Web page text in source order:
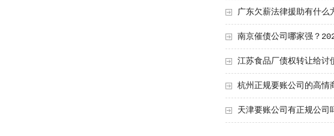
广东欠薪法律援助有什么
南京催债公司哪家强？
江苏食品厂债权转让给讨
杭州正规要账公司的高情
天津要账公司有正规公司